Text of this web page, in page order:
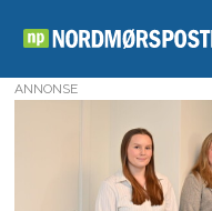
ANNONSE